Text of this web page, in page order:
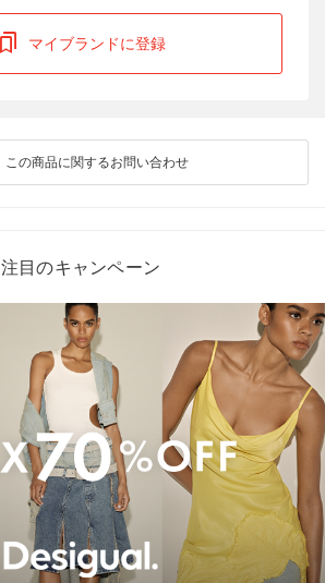
マイブランドに登録
この商品に関するお問い合わせ
注目のキャンペーン